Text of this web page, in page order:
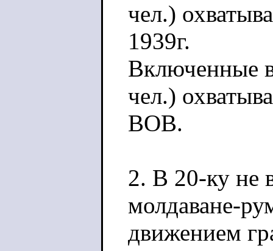
чел.)
1939г.
Включенные
чел.)
ВОВ.
2. В 20-ку не
молдаване-
движением